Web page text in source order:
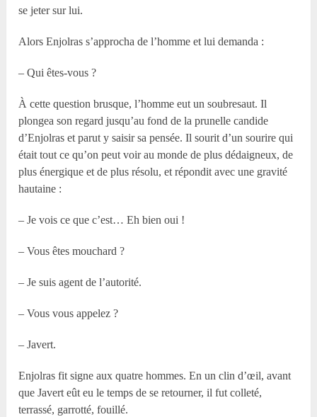
se jeter sur lui.
Alors Enjolras s’approcha de l’homme et lui demanda :
– Qui êtes-vous ?
À cette question brusque, l’homme eut un soubresaut. Il
plongea son regard jusqu’au fond de la prunelle candide
d’Enjolras et parut y saisir sa pensée. Il sourit d’un sourire qui
était tout ce qu’on peut voir au monde de plus dédaigneux, de
plus énergique et de plus résolu, et répondit avec une gravité
hautaine :
– Je vois ce que c’est… Eh bien oui !
– Vous êtes mouchard ?
– Je suis agent de l’autorité.
– Vous vous appelez ?
– Javert.
Enjolras fit signe aux quatre hommes. En un clin d’œil, avant
que Javert eût eu le temps de se retourner, il fut colleté,
terrassé, garrotté, fouillé.